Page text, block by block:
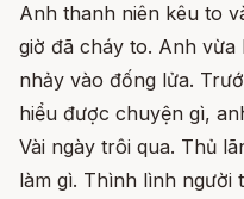
Anh thanh niên kêu to
giờ đã cháy to. Anh
nhảy vào đống lửa.
hiểu được chuyện gì,
Vài ngày trôi qua. Thủ
làm gì. Thình lình người